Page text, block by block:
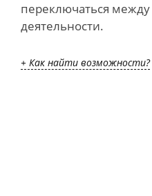
переключаться
деятельности.
+ Как найти возможности?